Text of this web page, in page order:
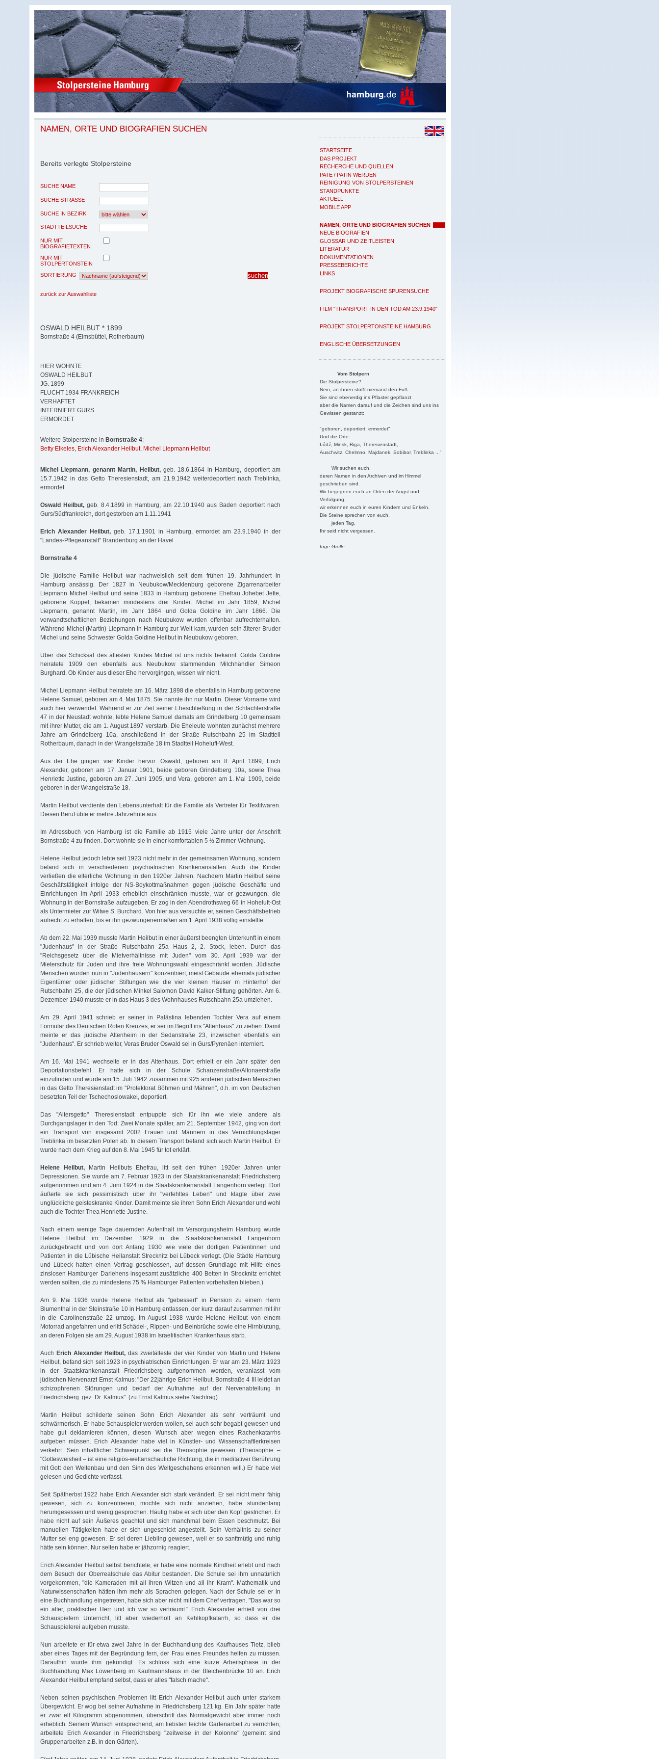
STARTSEITE
DAS PROJEKT
RECHERCHE UND QUELLEN
PATE / PATIN WERDEN
REINIGUNG VON STOLPERSTEINEN
STANDPUNKTE
AKTUELL
MOBILE APP
NAMEN, ORTE UND BIOGRAFIEN SUCHEN
NEUE BIOGRAFIEN
GLOSSAR UND ZEITLEISTEN
LITERATUR
DOKUMENTATIONEN
PRESSEBERICHTE
LINKS
PROJEKT BIOGRAFISCHE SPURENSUCHE
FILM "TRANSPORT IN DEN TOD AM 23.9.1940"
PROJEKT STOLPERTONSTEINE HAMBURG
ENGLISCHE ÜBERSETZUNGEN
Vom Stolpern
Die Stolpersteine?
Nein, an ihnen stößt niemand den Fuß
Sie sind ebenerdig ins Pflaster gepflanzt
aber die Namen darauf und die Zeichen sind uns ins
Gewissen gestanzt:
"geboren, deportiert, ermordet"
Und die Orte:
Łódź, Minsk, Riga, Theresienstadt,
Auschwitz, Chelmno, Majdanek, Sobibor, Treblinka ..."
Wir suchen euch,
deren Namen in den Archiven und im Himmel
geschrieben sind.
Wir begegnen euch an Orten der Angst und
Verfolgung,
wir erkennen euch in euren Kindern und Enkeln.
Die Steine sprechen von euch,
jeden Tag.
Ihr seid nicht vergessen.
Inge Grolle
NAMEN, ORTE UND BIOGRAFIEN SUCHEN
Bereits verlegte Stolpersteine
SUCHE NAME
SUCHE STRASSE
SUCHE IN BEZIRK
STADTTEILSUCHE
NUR MIT
BIOGRAFIETEXTEN
NUR MIT
STOLPERTONSTEIN
SORTIERUNG
zurück zur Auswahlliste
OSWALD HEILBUT * 1899
Bornstraße 4 (Eimsbüttel, Rotherbaum)
HIER WOHNTE
OSWALD HEILBUT
JG. 1899
FLUCHT 1934 FRANKREICH
VERHAFTET
INTERNIERT GURS
ERMORDET
Weitere Stolpersteine in Bornstraße 4:
Betty Elkeles, Erich Alexander Heilbut, Michel Liepmann Heilbut
Michel Liepmann, genannt Martin, Heilbut,geb. 18.6.1864 in Hamburg, deportiert am
15.7.1942 in das Getto Theresienstadt, am 21.9.1942 weiterdeportiert nach Treblinka,
ermordet
Oswald Heilbut, geb. 8.4.1899 in Hamburg, am 22.10.1940 aus Baden deportiert nach
Gurs/Südfrankreich, dort gestorben am 1.11.1941
Erich Alexander Heilbut, geb. 17.1.1901 in Hamburg, ermordet am 23.9.1940 in der
"Landes-Pflegeanstalt" Brandenburg an der Havel
Bornstraße 4
Die jüdische Familie Heilbut war nachweislich seit dem frühen 19. Jahrhundert in
Hamburg ansässig. Der 1827 in Neubukow/Mecklenburg geborene Zigarrenarbeiter
Liepmann Michel Heilbut und seine 1833 in Hamburg geborene Ehefrau Johebet Jette,
geborene Koppel, bekamen mindestens drei Kinder: Michel im Jahr 1859, Michel
Liepmann, genannt Martin, im Jahr 1864 und Golda Goldine im Jahr 1866. Die
verwandtschaftlichen Beziehungen nach Neubukow wurden offenbar aufrechterhalten.
Während Michel (Martin) Liepmann in Hamburg zur Welt kam, wurden sein älterer Bruder
Michel und seine Schwester Golda Goldine Heilbut in Neubukow geboren.
Über das Schicksal des ältesten Kindes Michel ist uns nichts bekannt. Golda Goldine
heiratete 1909 den ebenfalls aus Neubukow stammenden Milchhändler Simeon
Burghard. Ob Kinder aus dieser Ehe hervorgingen, wissen wir nicht.
Michel Liepmann Heilbut heiratete am 16. März 1898 die ebenfalls in Hamburg geborene
Helene Samuel, geboren am 4. Mai 1875. Sie nannte ihn nur Martin. Dieser Vorname wird
auch hier verwendet. Während er zur Zeit seiner Eheschließung in der Schlachterstraße
47 in der Neustadt wohnte, lebte Helene Samuel damals am Grindelberg 10 gemeinsam
mit ihrer Mutter, die am 1. August 1897 verstarb. Die Eheleute wohnten zunächst mehrere
Jahre am Grindelberg 10a, anschließend in der Straße Rutschbahn 25 im Stadtteil
Rotherbaum, danach in der Wrangelstraße 18 im Stadtteil Hoheluft-West.
Aus der Ehe gingen vier Kinder hervor: Oswald, geboren am 8. April 1899, Erich
Alexander, geboren am 17. Januar 1901, beide geboren Grindelberg 10a, sowie Thea
Henriette Justine, geboren am 27. Juni 1905, und Vera, geboren am 1. Mai 1909, beide
geboren in der Wrangelstraße 18.
Martin Heilbut verdiente den Lebensunterhalt für die Familie als Vertreter für Textilwaren.
Diesen Beruf übte er mehre Jahrzehnte aus.
Im Adressbuch von Hamburg ist die Familie ab 1915 viele Jahre unter der Anschrift
Bornstraße 4 zu finden. Dort wohnte sie in einer komfortablen 5 ½ Zimmer-Wohnung.
Helene Heilbut jedoch lebte seit 1923 nicht mehr in der gemeinsamen Wohnung, sondern
befand sich in verschiedenen psychiatrischen Krankenanstalten. Auch die Kinder
verließen die elterliche Wohnung in den 1920er Jahren. Nachdem Martin Heilbut seine
Geschäftstätigkeit infolge der NS-Boykottmaßnahmen gegen jüdische Geschäfte und
Einrichtungen im April 1933 erheblich einschränken musste, war er gezwungen, die
Wohnung in der Bornstraße aufzugeben. Er zog in den Abendrothsweg 66 in Hoheluft-Ost
als Untermieter zur Witwe S. Burchard. Von hier aus versuchte er, seinen Geschäftsbetrieb
aufrecht zu erhalten, bis er ihn gezwungenermaßen am 1. April 1938 völlig einstellte.
Ab dem 22. Mai 1939 musste Martin Heilbut in einer äußerst beengten Unterkunft in einem
"Judenhaus" in der Straße Rutschbahn 25a Haus 2, 2. Stock, leben. Durch das
"Reichsgesetz über die Mietverhältnisse mit Juden" vom 30. April 1939 war der
Mieterschutz für Juden und ihre freie Wohnungswahl eingeschränkt worden. Jüdische
Menschen wurden nun in "Judenhäusern" konzentriert, meist Gebäude ehemals jüdischer
Eigentümer oder jüdischer Stiftungen wie die vier kleinen Häuser m Hinterhof der
Rutschbahn 25, die der jüdischen Minkel Salomon David Kalker-Stiftung gehörten. Am 6.
Dezember 1940 musste er in das Haus 3 des Wohnhauses Rutschbahn 25a umziehen.
Am 29. April 1941 schrieb er seiner in Palästina lebenden Tochter Vera auf einem
Formular des Deutschen Roten Kreuzes, er sei im Begriff ins "Altenhaus" zu ziehen. Damit
meinte er das jüdische Altenheim in der Sedanstraße 23, inzwischen ebenfalls ein
"Judenhaus". Er schrieb weiter, Veras Bruder Oswald sei in Gurs/Pyrenäen interniert.
Am 16. Mai 1941 wechselte er in das Altenhaus. Dort erhielt er ein Jahr später den
Deportationsbefehl. Er hatte sich in der Schule Schanzenstraße/Altonaerstraße
einzufinden und wurde am 15. Juli 1942 zusammen mit 925 anderen jüdischen Menschen
in das Getto Theresienstadt im "Protektorat Böhmen und Mähren", d.h. im von Deutschen
besetzten Teil der Tschechoslowakei, deportiert.
Das "Altersgetto" Theresienstadt entpuppte sich für ihn wie viele andere als
Durchgangslager in den Tod: Zwei Monate später, am 21. September 1942, ging von dort
ein Transport von insgesamt 2002 Frauen und Männern in das Vernichtungslager
Treblinka im besetzten Polen ab. In diesem Transport befand sich auch Martin Heilbut. Er
wurde nach dem Krieg auf den 8. Mai 1945 für tot erklärt.
Helene Heilbut, Martin Heilbuts Ehefrau, litt seit den frühen 1920er Jahren unter
Depressionen. Sie wurde am 7. Februar 1923 in der Staatskrankenanstalt Friedrichsberg
aufgenommen und am 4. Juni 1924 in die Staatskrankenanstalt Langenhorn verlegt. Dort
äußerte sie sich pessimistisch über ihr "verfehltes Leben" und klagte über zwei
unglückliche geisteskranke Kinder. Damit meinte sie ihren Sohn Erich Alexander und wohl
auch die Tochter Thea Henriette Justine.
Nach einem wenige Tage dauernden Aufenthalt im Versorgungsheim Hamburg wurde
Helene Heilbut im Dezember 1929 in die Staatskrankenanstalt Langenhorn
zurückgebracht und von dort Anfang 1930 wie viele der dortigen Patientinnen und
Patienten in die Lübische Heilanstalt Strecknitz bei Lübeck verlegt. (Die Städte Hamburg
und Lübeck hatten einen Vertrag geschlossen, auf dessen Grundlage mit Hilfe eines
zinslosen Hamburger Darlehens insgesamt zusätzliche 400 Betten in Strecknitz errichtet
werden sollten, die zu mindestens 75 % Hamburger Patienten vorbehalten blieben.)
Am 9. Mai 1936 wurde Helene Heilbut als "gebessert" in Pension zu einem Herrn
Blumenthal in der Steinstraße 10 in Hamburg entlassen, der kurz darauf zusammen mit ihr
in die Carolinenstraße 22 umzog. Im August 1938 wurde Helene Heilbut von einem
Motorrad angefahren und erlitt Schädel-, Rippen- und Beinbrüche sowie eine Hirnblutung,
an deren Folgen sie am 29. August 1938 im Israelitischen Krankenhaus starb.
Auch Erich Alexander Heilbut, das zweitälteste der vier Kinder von Martin und Helene
Heilbut, befand sich seit 1923 in psychiatrischen Einrichtungen. Er war am 23. März 1923
in der Staatskrankenanstalt Friedrichsberg aufgenommen worden, veranlasst vom
jüdischen Nervenarzt Ernst Kalmus: "Der 22jährige Erich Heilbut, Bornstraße 4 III leidet an
schizophrenen Störungen und bedarf der Aufnahme auf der Nervenabteilung in
Friedrichsberg. gez. Dr. Kalmus". (zu Ernst Kalmus siehe Nachtrag)
Martin Heilbut schilderte seinen Sohn Erich Alexander als sehr verträumt und
schwärmerisch. Er habe Schauspieler werden wollen, sei auch sehr begabt gewesen und
habe gut deklamieren können, diesen Wunsch aber wegen eines Rachenkatarrhs
aufgeben müssen. Erich Alexander habe viel in Künstler- und Wissenschaftlerkreisen
verkehrt. Sein inhaltlicher Schwerpunkt sei die Theosophie gewesen. (Theosophie –
"Gottesweisheit – ist eine religiös-weltanschauliche Richtung, die in meditativer Berührung
mit Gott den Weltenbau und den Sinn des Weltgeschehens erkennen will.) Er habe viel
gelesen und Gedichte verfasst.
Seit Spätherbst 1922 habe Erich Alexander sich stark verändert. Er sei nicht mehr fähig
gewesen, sich zu konzentrieren, mochte sich nicht anziehen, habe stundenlang
herumgesessen und wenig gesprochen. Häufig habe er sich über den Kopf gestrichen. Er
habe nicht auf sein Äußeres geachtet und sich manchmal beim Essen beschmutzt. Bei
manuellen Tätigkeiten habe er sich ungeschickt angestellt. Sein Verhältnis zu seiner
Mutter sei eng gewesen. Er sei deren Liebling gewesen, weil er so sanftmütig und ruhig
hätte sein können. Nur selten habe er jähzornig reagiert.
Erich Alexander Heilbut selbst berichtete, er habe eine normale Kindheit erlebt und nach
dem Besuch der Oberrealschule das Abitur bestanden. Die Schule sei ihm unnatürlich
vorgekommen, "die Kameraden mit all ihren Witzen und all ihr Kram". Mathematik und
Naturwissenschaften hätten ihm mehr als Sprachen gelegen. Nach der Schule sei er in
eine Buchhandlung eingetreten, habe sich aber nicht mit dem Chef vertragen. "Das war so
ein alter, praktischer Herr und ich war so verträumt." Erich Alexander erhielt von drei
Schauspielern Unterricht, litt aber wiederholt an Kehlkopfkatarrh, so dass er die
Schauspielerei aufgeben musste.
Nun arbeitete er für etwa zwei Jahre in der Buchhandlung des Kaufhauses Tietz, blieb
aber eines Tages mit der Begründung fern, der Frau eines Freundes helfen zu müssen.
Daraufhin wurde ihm gekündigt. Es schloss sich eine kurze Arbeitsphase in der
Buchhandlung Max Löwenberg im Kaufmannshaus in der Bleichenbrücke 10 an. Erich
Alexander Heilbut empfand selbst, dass er alles "falsch mache".
Neben seinen psychischen Problemen litt Erich Alexander Heilbut auch unter starkem
Übergewicht. Er wog bei seiner Aufnahme in Friedrichsberg 121 kg. Ein Jahr später hatte
er zwar elf Kilogramm abgenommen, überschritt das Normalgewicht aber immer noch
erheblich. Seinem Wunsch entsprechend, am liebsten leichte Gartenarbeit zu verrichten,
arbeitete Erich Alexander in Friedrichsberg "zeitweise in der Kolonne" (gemeint sind
Gruppenarbeiten z.B. in den Gärten).